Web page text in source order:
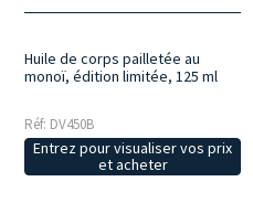
Huile de corps pailletée au
monoï, édition limitée, 125 ml
Réf: DV450B
Entrez pour visualiser vos prix
et acheter